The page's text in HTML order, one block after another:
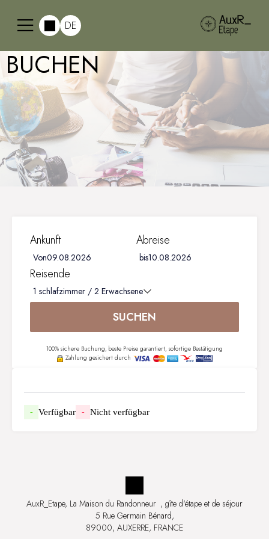
DE
BUCHEN
Ankunft
Von
Abreise
bis
Reisende
1 schlafzimmer / 2 Erwachsene
SUCHEN
100% sichere Buchung, beste Preise garantiert, sofortige Bestätigung
Zahlung gesichert durch
- Verfügbar - Nicht verfügbar
AuxR_Etape, La Maison du Randonneur , gîte d'étape et de séjour
5 Rue Germain Bénard,
89000, AUXERRE, FRANCE